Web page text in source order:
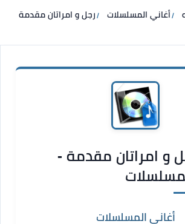
أغاني المسلسلات رجل و امراتان مقدمة
و امراتان مقدمة -
أغاني المسلسلات